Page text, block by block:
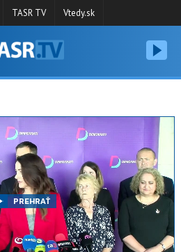
TASR TV Vtedy.sk
PREHRAŤ